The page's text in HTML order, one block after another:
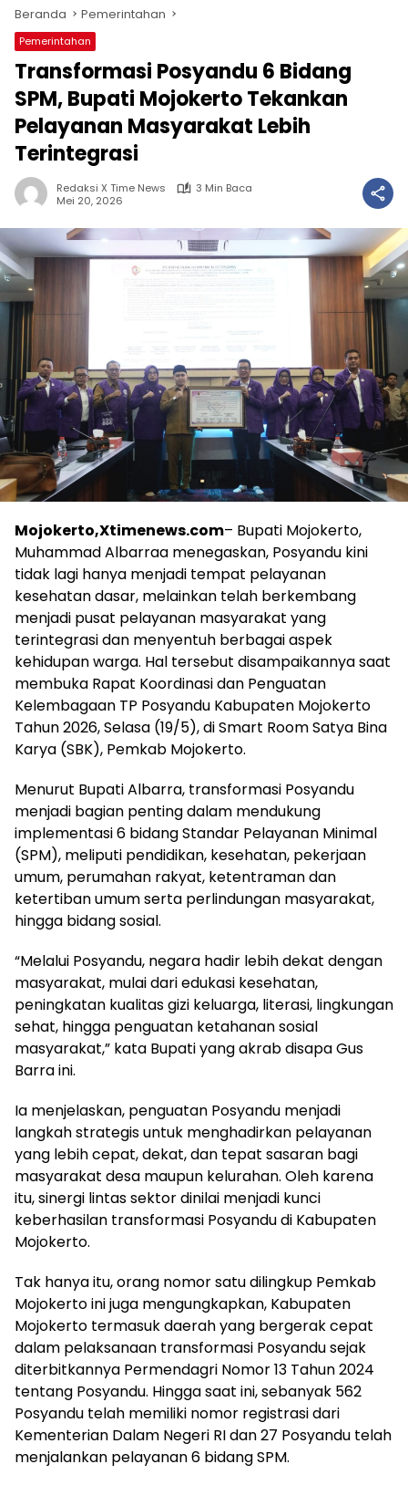
Beranda Pemerintahan
Pemerintahan
Transformasi Posyandu 6 Bidang
SPM, Bupati Mojokerto Tekankan
Pelayanan Masyarakat Lebih
Terintegrasi
Redaksi X Time News
3 Min Baca
Mei 20, 2026
Mojokerto,Xtimenews.com– Bupati Mojokerto,
Muhammad Albarraa menegaskan, Posyandu kini
tidak lagi hanya menjadi tempat pelayanan
kesehatan dasar, melainkan telah berkembang
menjadi pusat pelayanan masyarakat yang
terintegrasi dan menyentuh berbagai aspek
kehidupan warga. Hal tersebut disampaikannya saat
membuka Rapat Koordinasi dan Penguatan
Kelembagaan TP Posyandu Kabupaten Mojokerto
Tahun 2026, Selasa (19/5), di Smart Room Satya Bina
Karya (SBK), Pemkab Mojokerto.
Menurut Bupati Albarra, transformasi Posyandu
menjadi bagian penting dalam mendukung
implementasi 6 bidang Standar Pelayanan Minimal
(SPM), meliputi pendidikan, kesehatan, pekerjaan
umum, perumahan rakyat, ketentraman dan
ketertiban umum serta perlindungan masyarakat,
hingga bidang sosial.
“Melalui Posyandu, negara hadir lebih dekat dengan
masyarakat, mulai dari edukasi kesehatan,
peningkatan kualitas gizi keluarga, literasi, lingkungan
sehat, hingga penguatan ketahanan sosial
masyarakat,” kata Bupati yang akrab disapa Gus
Barra ini.
Ia menjelaskan, penguatan Posyandu menjadi
langkah strategis untuk menghadirkan pelayanan
yang lebih cepat, dekat, dan tepat sasaran bagi
masyarakat desa maupun kelurahan. Oleh karena
itu, sinergi lintas sektor dinilai menjadi kunci
keberhasilan transformasi Posyandu di Kabupaten
Mojokerto.
Tak hanya itu, orang nomor satu dilingkup Pemkab
Mojokerto ini juga mengungkapkan, Kabupaten
Mojokerto termasuk daerah yang bergerak cepat
dalam pelaksanaan transformasi Posyandu sejak
diterbitkannya Permendagri Nomor 13 Tahun 2024
tentang Posyandu. Hingga saat ini, sebanyak 562
Posyandu telah memiliki nomor registrasi dari
Kementerian Dalam Negeri RI dan 27 Posyandu telah
menjalankan pelayanan 6 bidang SPM.